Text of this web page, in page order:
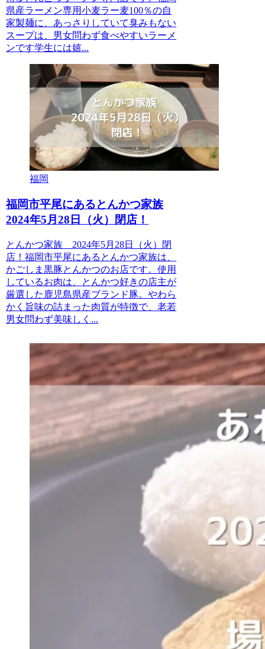
県産ラーメン専用小麦ラー麦100％の自
家製麺に、あっさりしていて臭みもない
スープは、男女問わず食べやすいラーメ
ンです学生には嬉...
福岡
福岡市平尾にあるとんかつ家族
2024年5月28日（火）閉店！
とんかつ家族 2024年5月28日（火）閉
店！福岡市平尾にあるとんかつ家族は、
かごしま黒豚とんかつのお店です。使用
しているお肉は、とんかつ好きの店主が
厳選した鹿児島県産ブランド豚。やわら
かく旨味の詰まった肉質が特徴で、老若
男女問わず美味しく...